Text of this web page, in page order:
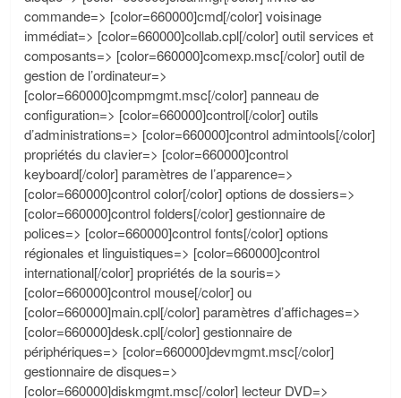
commande=> [color=660000]cmd[/color] voisinage
immédiat=> [color=660000]collab.cpl[/color] outil services et
composants=> [color=660000]comexp.msc[/color] outil de
gestion de l’ordinateur=>
[color=660000]compmgmt.msc[/color] panneau de
configuration=> [color=660000]control[/color] outils
d’administrations=> [color=660000]control admintools[/color]
propriétés du clavier=> [color=660000]control
keyboard[/color] paramètres de l’apparence=>
[color=660000]control color[/color] options de dossiers=>
[color=660000]control folders[/color] gestionnaire de
polices=> [color=660000]control fonts[/color] options
régionales et linguistiques=> [color=660000]control
international[/color] propriétés de la souris=>
[color=660000]control mouse[/color] ou
[color=660000]main.cpl[/color] paramètres d’affichages=>
[color=660000]desk.cpl[/color] gestionnaire de
périphériques=> [color=660000]devmgmt.msc[/color]
gestionnaire de disques=>
[color=660000]diskmgmt.msc[/color] lecteur DVD=>